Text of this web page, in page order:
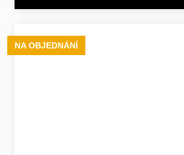
NA OBJEDNÁNÍ